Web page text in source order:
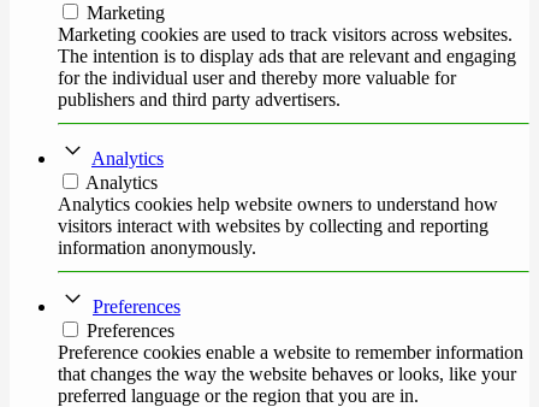
Marketing
Marketing cookies are used to track visitors across websites.
The intention is to display ads that are relevant and engaging
for the individual user and thereby more valuable for
publishers and third party advertisers.
Analytics
Analytics
Analytics cookies help website owners to understand how
visitors interact with websites by collecting and reporting
information anonymously.
Preferences
Preferences
Preference cookies enable a website to remember information
that changes the way the website behaves or looks, like your
preferred language or the region that you are in.